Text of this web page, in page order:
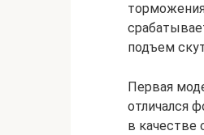
подъем
Первая
отличался
в качестве